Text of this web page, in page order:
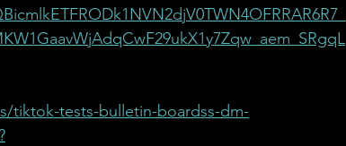
tiktok-tests-bulletin-boardss-dm-